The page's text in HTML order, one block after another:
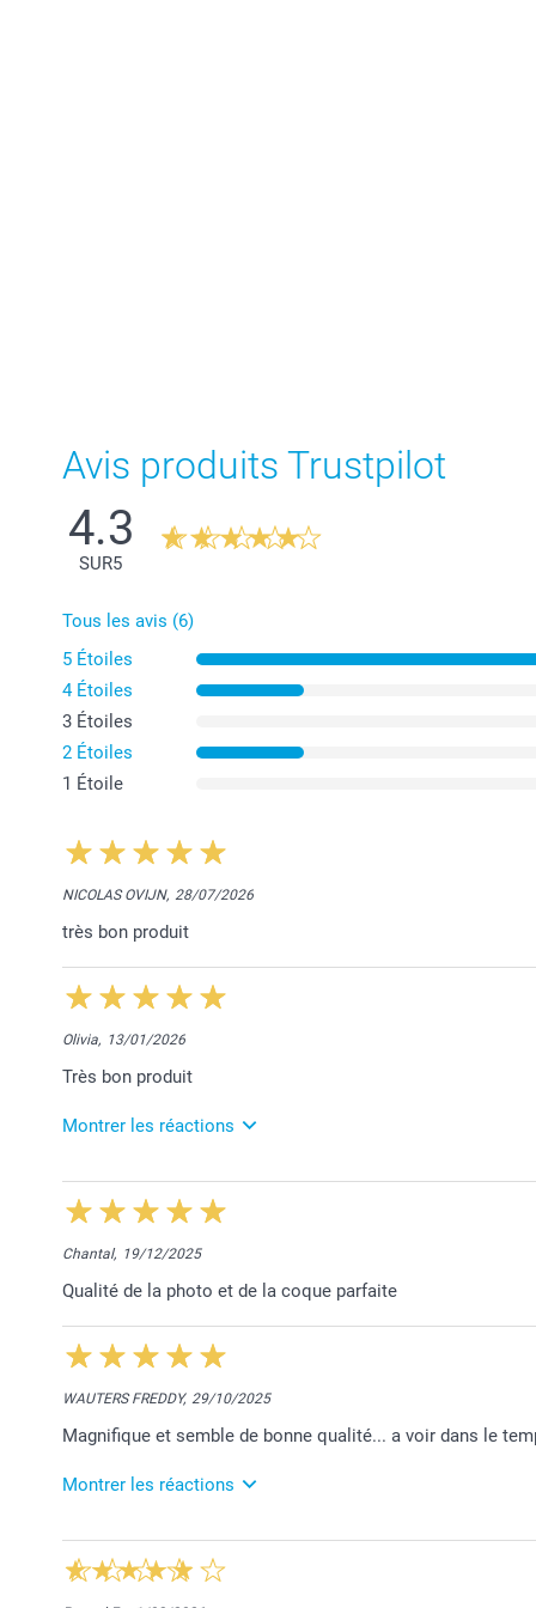
Avis produits Trustpilot
4.3
SUR5
Tous les avis (6)
5 Étoiles
4 Étoiles
3 Étoiles
2 Étoiles
1 Étoile
NICOLAS OVIJN, 28/07/2026
très bon produit
Olivia, 13/01/2026
Très bon produit
Montrer les réactions
5/03/2026
13:22
Merci pour votre chouette retour Olivia.
Nous sommes ravis que votre commande réponde à
Laila@Smartphoto
Chantal, 19/12/2025
Qualité de la photo et de la coque parfaite
WAUTERS FREDDY, 29/10/2025
Magnifique et semble de bonne qualité... a voir dans le
Montrer les réactions
30/10/2025
14:38
Bonjour Freddy,